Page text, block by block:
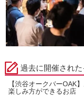
過去に開催され
【渋谷オークバーOAK
楽しみ方ができるお店